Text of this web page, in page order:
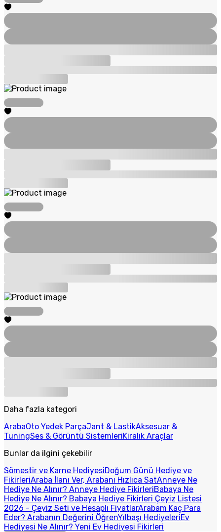
Daha fazla kategori
ArabaOto Yedek ParçaJant & LastikAksesuar &
TuningSes & Görüntü SistemleriKiralık Araçlar
Bunlar da ilgini çekebilir
Sömestir ve Karne HediyesiDoğum Günü Hediye ve
FikirleriAraba İlanı Ver, Arabanı Hızlıca SatAnneye Ne
Hediye Ne Alınır? Anneye Hediye FikirleriBabaya Ne
Hediye Ne Alınır? Babaya Hediye Fikirleri Çeyiz Listesi
2026 - Çeyiz Seti ve Hesaplı FiyatlarArabam Kaç Para
Eder? Arabanın Değerini ÖğrenYılbaşı HediyeleriEv
Hediyesi Ne Alınır? Yeni Ev Hediyesi Fikirleri